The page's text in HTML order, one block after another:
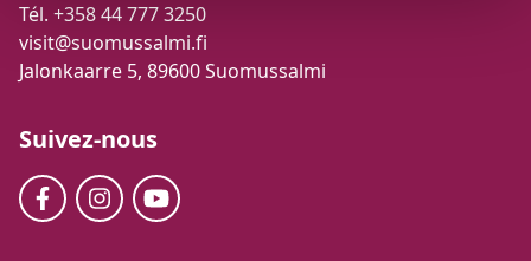
Tél. +358 44 777 3250
visit@suomussalmi.fi
Jalonkaarre 5, 89600 Suomussalmi
Suivez-nous